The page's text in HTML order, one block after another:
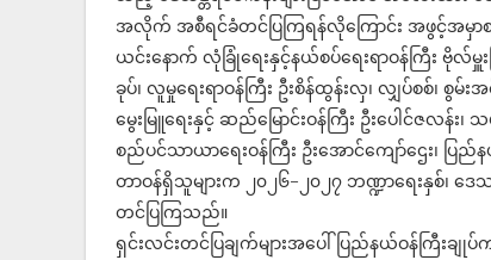
အလိုက် အစီရင်ခံတင်ပြကြရန်လိုကြောင်း အဖွင့်အမှာစ
ယင်းနောက် လုံခြုံရေးနှင့်နယ်စပ်ရေးရာဝန်ကြီး ဗိုလ်မှူး
ခုပ်၊ လူမှုရေးရာဝန်ကြီး ဦးစိန်ထွန်းလှ၊ လျှပ်စစ်၊ စွ
မွေးမြူရေးနှင့် ဆည်မြောင်းဝန်ကြီး ဦးပေါင်ဇလန်း
စည်ပင်သာယာရေးဝန်ကြီး ဦးအောင်ကျော်ဌေး၊ ပ
တာဝန်ရှိသူများက ၂၀၂၆−၂၀၂၇ ဘဏ္ဍာရေးနှစ်၊ ဒ
တင်ပြကြသည်။
ရှင်းလင်းတင်ပြချက်များအပေါ် ပြည်နယ်ဝန်ကြီးချုပ်